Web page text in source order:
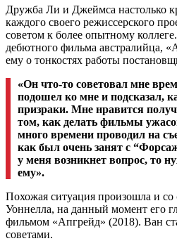
Дружба Ли и Джеймса настолько
каждого своего режиссерского
советом к более опытному
дебютного фильма австралийца,
ему о тонкостях работы
«Он что-то советовал мне
подошел ко мне и подсказал,
призраки. Мне нравится
том, как делать фильмы
много времени проводил на
как был очень занят с
у меня возникнет вопрос, то
ему».
Похожая ситуация произошла и
Уоннелла, на данный момент его
фильмом «Апгрейд» (2018). Ван
советами.